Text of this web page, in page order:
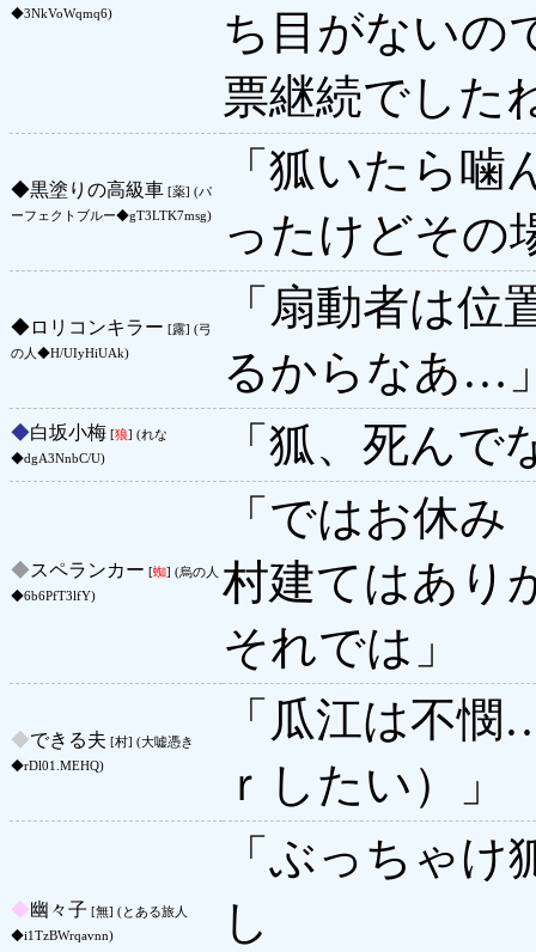
◆3NkVoWqmq6)
ち目がないの
票継続でした
◆黒塗りの高級車 [薬] (パ
ーフェクトブルー◆gT3LTK7msg)
「狐いたら
ったけどその
◆ロリコンキラー [露] (弓
の人◆H/UIyHiUAk)
「扇動者は
るからなあ…
◆白坂小梅 [狼] (れな
◆dgA3NnbC/U)
「狐、死んで
◆スペランカー [蜘] (烏の人
◆6b6PfT3lfY)
「ではお休み
村建てはあり
それでは」
◆できる夫 [村] (大嘘憑き
◆rDl01.MEHQ)
「瓜江は不
ｒしたい）」
◆幽々子 [無] (とある旅人
◆i1TzBWrqavnn)
「ぶっちゃ
し